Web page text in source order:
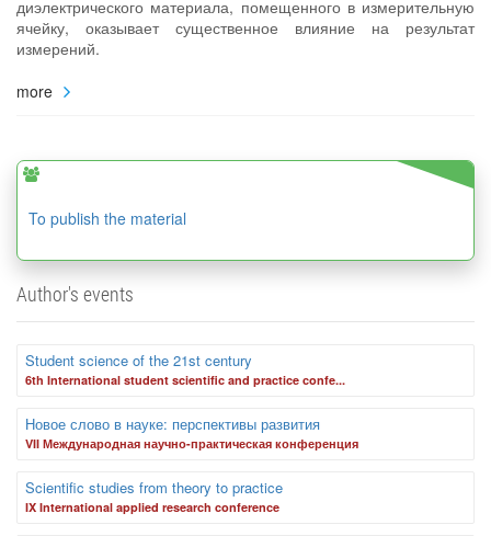
диэлектрического материала, помещенного в измерительную
ячейку, оказывает существенное влияние на результат
измерений.
more
To publish the material
Author's events
Student science of the 21st century
6th International student scientific and practice confe...
Новое слово в науке: перспективы развития
VII Международная научно-практическая конференция
Scientific studies from theory to practice
IX International applied research conference